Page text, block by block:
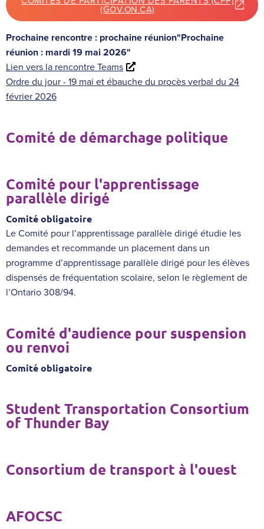
(GOV.ON.CA)
Prochaine rencontre : prochaine réunion"Prochaine
réunion : mardi 19 mai 2026"
Lien vers la rencontre Teams
Ordre du jour - 19 mai et ébauche du procès verbal du 24
février 2026
Comité de démarchage politique
Comité pour l'apprentissage
parallèle dirigé
Comité obligatoire
Le Comité pour l’apprentissage parallèle dirigé étudie les
demandes et recommande un placement dans un
programme d’apprentissage parallèle dirigé pour les élèves
dispensés de fréquentation scolaire, selon le règlement de
l’Ontario 308/94.
Comité d'audience pour suspension
ou renvoi
Comité obligatoire
Student Transportation Consortium
of Thunder Bay
Consortium de transport à l'ouest
AFOCSC